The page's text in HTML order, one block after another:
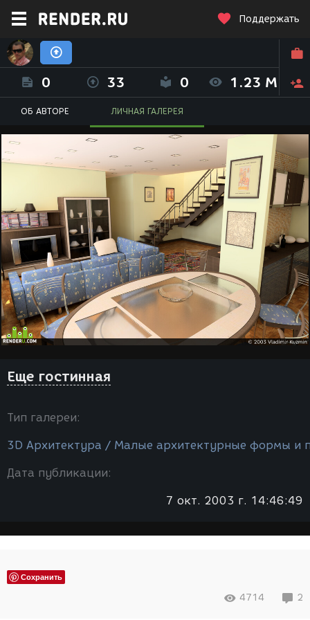
Поддержать
Владимир Кузьмин (Kuzmin Vladimir)
0 33 0 1.23 M
ОБ АВТОРЕ ЛИЧНАЯ ГАЛЕРЕЯ
Еще гостинная
Тип галереи:
3D Архитектура / Малые архитектурные формы и
Дата публикации:
7 окт. 2003 г. 14:46:49
Сохранить
4714 2